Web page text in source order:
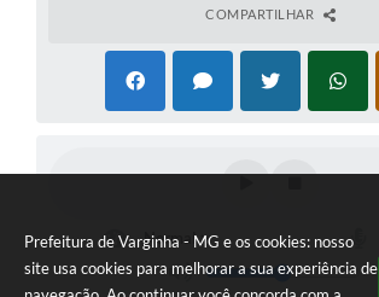
Prefeitura de Varginha - MG e os cookies: nosso
site usa cookies para melhorar a sua experiência de
COMPARTILHAR